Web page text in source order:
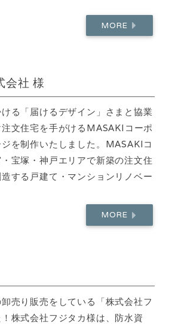
MORE
会社 様
る「届けるデザイン」さまと協業
文住宅を手がけるMASAKIコーポ
を制作いたしました。MASAKIコ
宝塚・神戸エリアで新築の注文住
する戸建て・マンションリノベー
MORE
売り販売をしている「株式会社フ
株式会社フジタカ様は、防水資